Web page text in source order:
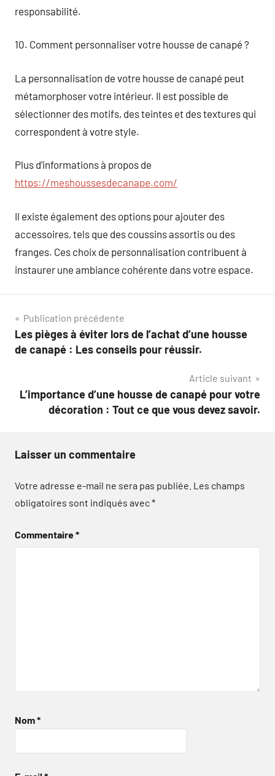
responsabilité.
10. Comment personnaliser votre housse de canapé ?
La personnalisation de votre housse de canapé peut
métamorphoser votre intérieur. Il est possible de
sélectionner des motifs, des teintes et des textures qui
correspondent à votre style.
Plus d’informations à propos de
https://meshoussesdecanape.com/
Il existe également des options pour ajouter des
accessoires, tels que des coussins assortis ou des
franges. Ces choix de personnalisation contribuent à
instaurer une ambiance cohérente dans votre espace.
Navigation
de
Publication précédente
Les pièges à éviter lors de l’achat d’une housse
de canapé : Les conseils pour réussir.
Article suivant
L’importance d’une housse de canapé pour votre
décoration : Tout ce que vous devez savoir.
Laisser un commentaire
Votre adresse e-mail ne sera pas publiée. Les champs
obligatoires sont indiqués avec*
Commentaire*
Nom*